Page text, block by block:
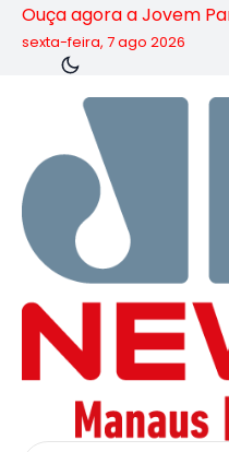
Ouça agora a Jovem
sexta-feira, 7 ago 2026